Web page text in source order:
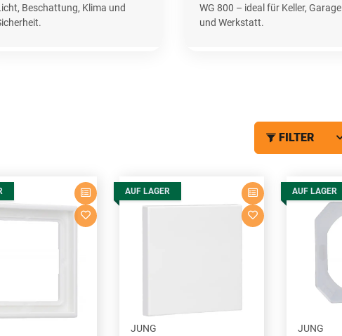
Beschattung, Klima und
WG 800 – ideal für Keller, Garage
und Werkstatt.
FILTER
AUF LAGER
JUNG
AUF LAGER
JUNG